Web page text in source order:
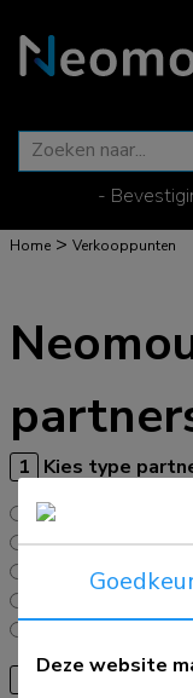
-
Home > Verkooppunten
1 Kies type
Alle partners
B2B
Distributeurs
Selecteer land
Deze website